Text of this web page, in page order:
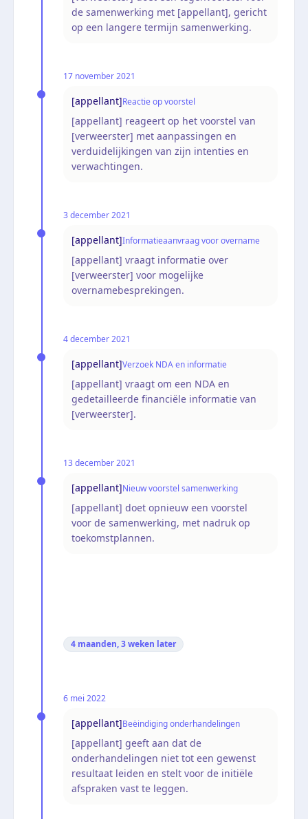
de samenwerking met [appellant], gericht
op een langere termijn samenwerking.
17 november 2021
[appellant]Reactie op voorstel
[appellant] reageert op het voorstel van
[verweerster] met aanpassingen en
verduidelijkingen van zijn intenties en
verwachtingen.
3 december 2021
[appellant]Informatieaanvraag voor overname
[appellant] vraagt informatie over
[verweerster] voor mogelijke
overnamebesprekingen.
4 december 2021
[appellant]Verzoek NDA en informatie
[appellant] vraagt om een NDA en
gedetailleerde financiële informatie van
[verweerster].
13 december 2021
[appellant]Nieuw voorstel samenwerking
[appellant] doet opnieuw een voorstel
voor de samenwerking, met nadruk op
toekomstplannen.
4 maanden, 3 weken later
6 mei 2022
[appellant]Beëindiging onderhandelingen
[appellant] geeft aan dat de
onderhandelingen niet tot een gewenst
resultaat leiden en stelt voor de initiële
afspraken vast te leggen.